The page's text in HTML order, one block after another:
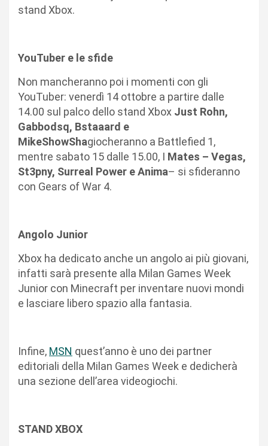
stand Xbox.
YouTuber e le sfide
Non mancheranno poi i momenti con gli
YouTuber: venerdì 14 ottobre a partire dalle
14.00 sul palco dello stand Xbox Just Rohn,
Gabbodsq, Bstaaard e
MikeShowShagiocheranno a Battlefied 1,
mentre sabato 15 dalle 15.00, I Mates – Vegas,
St3pny, Surreal Power e Anima– si sfideranno
con Gears of War 4.
Angolo Junior
Xbox ha dedicato anche un angolo ai più giovani,
infatti sarà presente alla Milan Games Week
Junior con Minecraft per inventare nuovi mondi
e lasciare libero spazio alla fantasia.
Infine, MSN quest’anno è uno dei partner
editoriali della Milan Games Week e dedicherà
una sezione dell’area videogiochi.
STAND XBOX